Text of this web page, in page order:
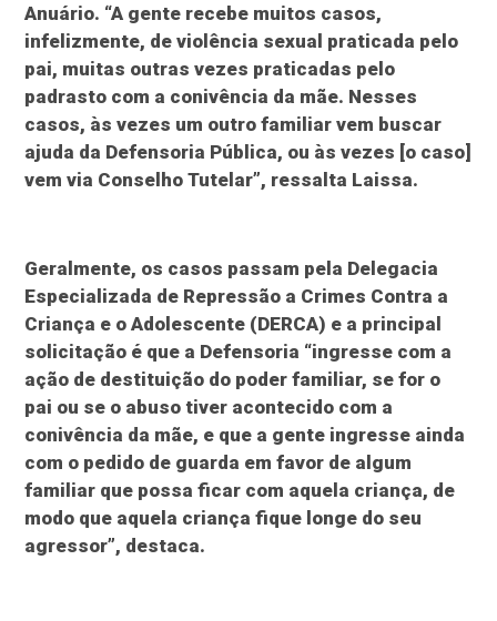
Anuário. “A gente recebe muitos casos,
infelizmente, de violência sexual praticada pelo
pai, muitas outras vezes praticadas pelo
padrasto com a conivência da mãe. Nesses
casos, às vezes um outro familiar vem buscar
ajuda da Defensoria Pública, ou às vezes [o caso]
vem via Conselho Tutelar”, ressalta Laissa.
Geralmente, os casos passam pela Delegacia
Especializada de Repressão a Crimes Contra a
Criança e o Adolescente (DERCA) e a principal
solicitação é que a Defensoria “ingresse com a
ação de destituição do poder familiar, se for o
pai ou se o abuso tiver acontecido com a
conivência da mãe, e que a gente ingresse ainda
com o pedido de guarda em favor de algum
familiar que possa ficar com aquela criança, de
modo que aquela criança fique longe do seu
agressor”, destaca.